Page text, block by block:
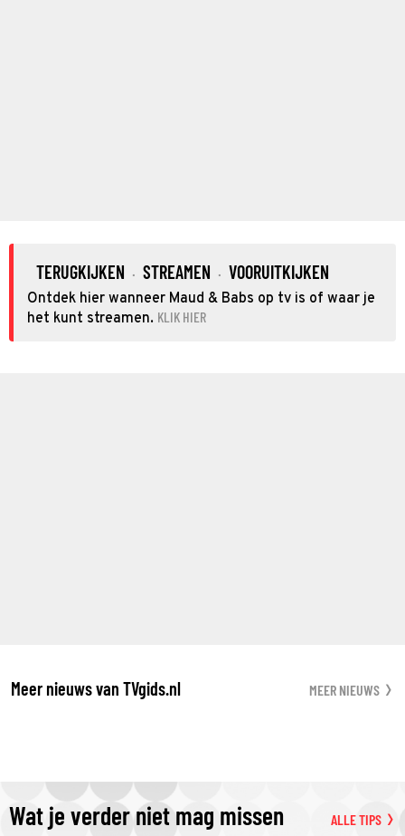
TERUGKIJKEN · STREAMEN · VOORUITKIJKEN
Ontdek hier wanneer Maud & Babs op tv is of waar je
het kunt streamen. KLIK HIER
Meer nieuws van TVgids.nl MEER NIEUWS
Wat je verder niet mag missen ALLE TIPS